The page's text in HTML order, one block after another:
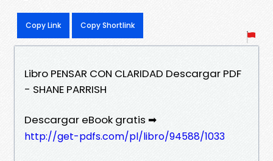
Copy Link Copy Shortlink
Libro PENSAR CON CLARIDAD Descargar PDF
- SHANE PARRISH
Descargar eBook gratis ➡
http://get-pdfs.com/pl/libro/94588/1033